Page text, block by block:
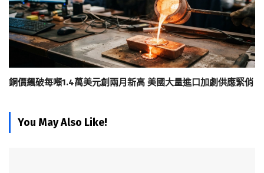
銅價飆破每噸1.4萬美元創兩月新高 美國大量進口加劇供應緊俏
You May Also Like!